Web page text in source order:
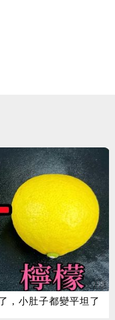
，小肚子都變平坦了